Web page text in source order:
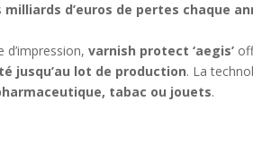
milliards d’euros de pertes chaque
d’impression,varnish protect ‘aegis’
jusqu’au lot de production. La
tabac ou jouets.